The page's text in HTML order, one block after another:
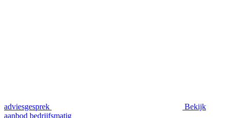
adviesgesprek
Bekijk
aanbod bedrijfsmatig